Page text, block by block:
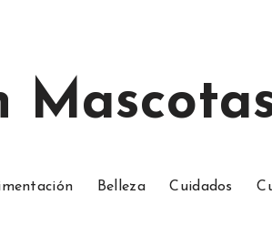
Belleza Cuidados